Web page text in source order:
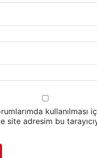
kullanılması
site adresim bu